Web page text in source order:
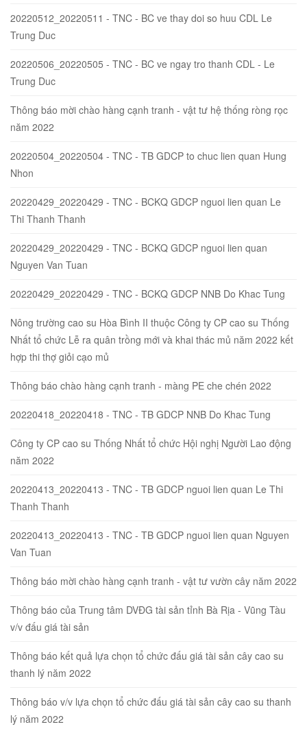
20220512_20220511 - TNC - BC ve thay doi so huu CDL Le
Trung Duc
20220506_20220505 - TNC - BC ve ngay tro thanh CDL - Le
Trung Duc
Thông báo mời chào hàng cạnh tranh - vật tư hệ thống ròng rọc
năm 2022
20220504_20220504 - TNC - TB GDCP to chuc lien quan Hung
Nhon
20220429_20220429 - TNC - BCKQ GDCP nguoi lien quan Le
Thi Thanh Thanh
20220429_20220429 - TNC - BCKQ GDCP nguoi lien quan
Nguyen Van Tuan
20220429_20220429 - TNC - BCKQ GDCP NNB Do Khac Tung
Nông trường cao su Hòa Bình II thuộc Công ty CP cao su Thống
Nhất tổ chức Lễ ra quân trồng mới và khai thác mủ năm 2022 kết
hợp thi thợ giỏi cạo mủ
Thông báo chào hàng cạnh tranh - màng PE che chén 2022
20220418_20220418 - TNC - TB GDCP NNB Do Khac Tung
Công ty CP cao su Thống Nhất tổ chức Hội nghị Người Lao động
năm 2022
20220413_20220413 - TNC - TB GDCP nguoi lien quan Le Thi
Thanh Thanh
20220413_20220413 - TNC - TB GDCP nguoi lien quan Nguyen
Van Tuan
Thông báo mời chào hàng cạnh tranh - vật tư vườn cây năm 2022
Thông báo của Trung tâm DVĐG tài sản tỉnh Bà Rịa - Vũng Tàu
v/v đấu giá tài sản
Thông báo kết quả lựa chọn tổ chức đấu giá tài sản cây cao su
thanh lý năm 2022
Thông báo v/v lựa chọn tổ chức đấu giá tài sản cây cao su thanh
lý năm 2022